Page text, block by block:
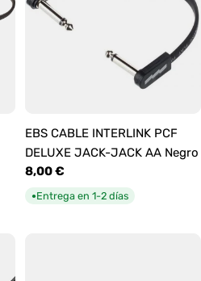
EBS CABLE INTERLINK PCF
DELUXE JACK-JACK AA Negro
Precio
habitual
8,00 €
●Entrega en 1-2 días